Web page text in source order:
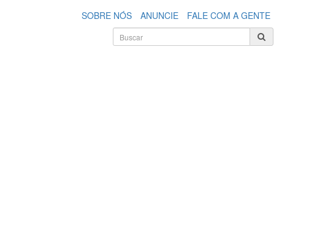
SOBRE NÓS ANUNCIE
FALE COM A GENTE